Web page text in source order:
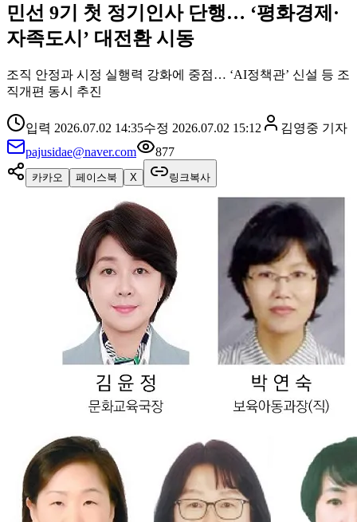
민선 9기 첫 정기인사 단행… ‘평화경제·
자족도시’ 대전환 시동
조직 안정과 시정 실행력 강화에 중점… ‘AI정책관’ 신설 등 조
직개편 동시 추진
입력 2026.07.02 14:35수정 2026.07.02 15:12 김영중 기자
pajusidae@naver.com
877
카카오 페이스북 X 링크복사